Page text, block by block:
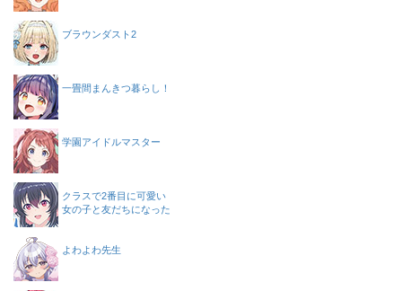
ブラウンダスト2
一畳間まんきつ暮らし！
学園アイドルマスター
クラスで2番目に可愛い
女の子と友だちになった
よわよわ先生